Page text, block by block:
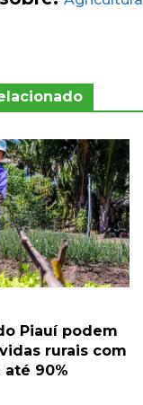
Piauí podem
rurais com
90%